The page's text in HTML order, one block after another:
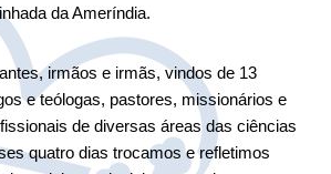
da Ameríndia.
irmãos e irmãs, vindos de 13
e teólogas, pastores, missionários e
de diversas áreas das ciências
quatro dias trocamos e refletimos